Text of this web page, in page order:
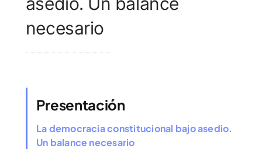
necesario
Presentación
La democracia constitucional bajo asedio.
Un balance necesario